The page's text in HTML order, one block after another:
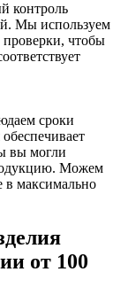
контроль
Мы используем
чтобы
сроки
вы могли
Можем
в максимально
от 100